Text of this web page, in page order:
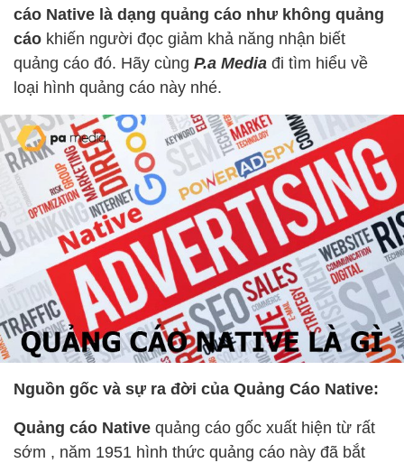
cáo Native là dạng quảng cáo như không quảng
cáo khiến người đọc giảm khả năng nhận biết
quảng cáo đó. Hãy cùng P.a Media đi tìm hiểu về
loại hình quảng cáo này nhé.
Nguồn gốc và sự ra đời của Quảng Cáo Native:
Quảng cáo Native quảng cáo gốc xuất hiện từ rất
sớm , năm 1951 hình thức quảng cáo này đã bắt